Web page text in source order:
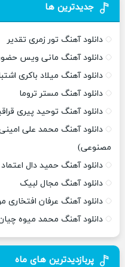
جدیدترین ها
دانلود آهنگ تور زمری تقدیر
دانلود آهنگ مانی ویس
دانلود آهنگ میلاد باکری
دانلود آهنگ مستر تروما
دانلود آهنگ توحید پیری
دانلود آهنگ محمد علی
مصنوعی)
دانلود آهنگ حمید دال اعتماد
دانلود آهنگ مجال لبیک
دانلود آهنگ عرفان افتخاری
دانلود آهنگ محمد میوه
پربازدیدترین های ماه